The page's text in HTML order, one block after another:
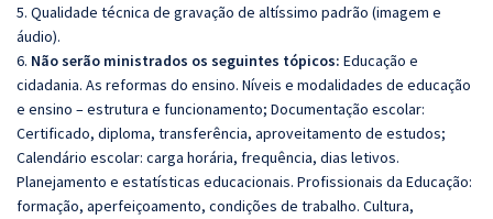
5. Qualidade técnica de gravação de altíssimo padrão (imagem e
áudio).
6. Não serão ministrados os seguintes tópicos: Educação e
cidadania. As reformas do ensino. Níveis e modalidades de educação
e ensino – estrutura e funcionamento; Documentação escolar:
Certificado, diploma, transferência, aproveitamento de estudos;
Calendário escolar: carga horária, frequência, dias letivos.
Planejamento e estatísticas educacionais. Profissionais da Educação:
formação, aperfeiçoamento, condições de trabalho. Cultura,